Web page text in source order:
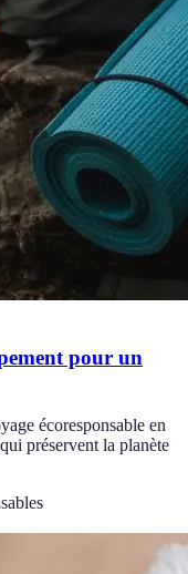
pour un
écoresponsable en
préservent la planète